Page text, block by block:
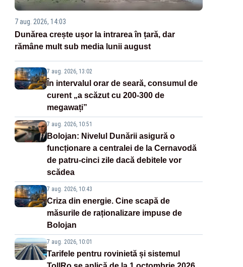
7 aug. 2026, 14:03
Dunărea crește ușor la intrarea în țară, dar
rămâne mult sub media lunii august
7 aug. 2026, 13:02
În intervalul orar de seară, consumul de
curent „a scăzut cu 200-300 de
megawați”
7 aug. 2026, 10:51
Bolojan: Nivelul Dunării asigură o
funcționare a centralei de la Cernavodă
de patru-cinci zile dacă debitele vor
scădea
7 aug. 2026, 10:43
Criza din energie. Cine scapă de
măsurile de raționalizare impuse de
Bolojan
7 aug. 2026, 10:01
Tarifele pentru rovinietă și sistemul